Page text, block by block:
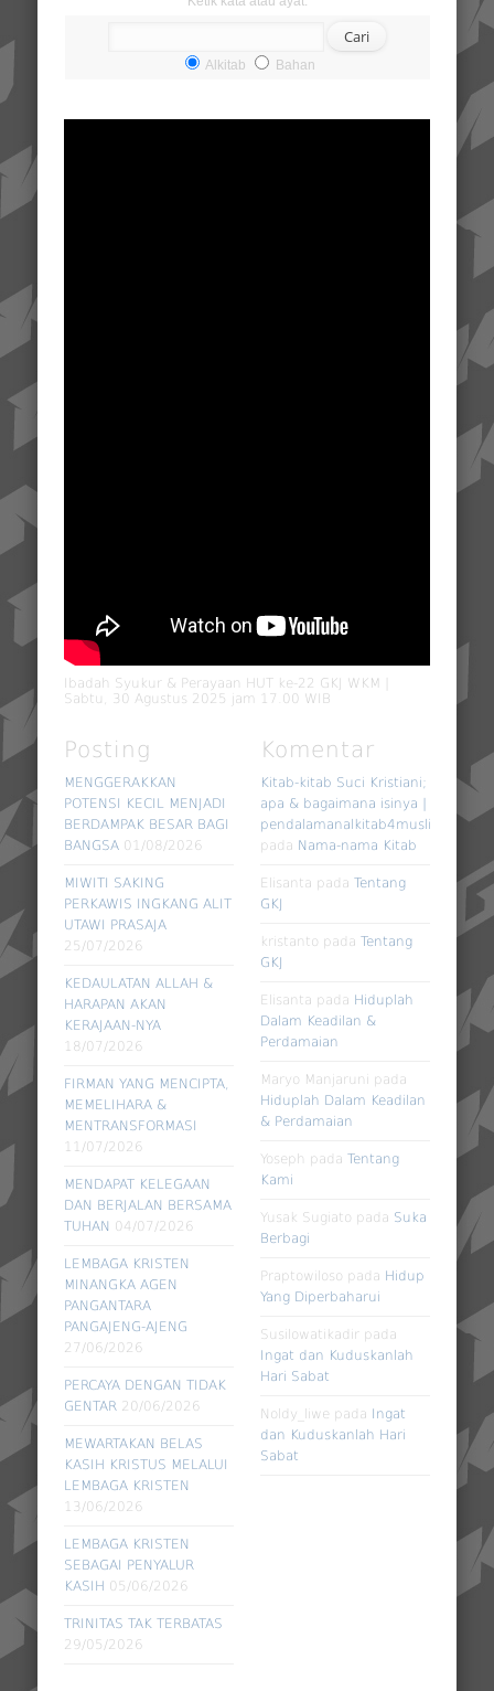
Alkitab Bahan
Ibadah Syukur & Perayaan HUT ke-22 GKJ WKM |
Sabtu, 30 Agustus 2025 jam 17.00 WIB
Posting
MENGGERAKKAN
POTENSI KECIL MENJADI
BERDAMPAK BESAR BAGI
BANGSA 01/08/2026
MIWITI SAKING
PERKAWIS INGKANG ALIT
UTAWI PRASAJA
25/07/2026
KEDAULATAN ALLAH &
HARAPAN AKAN
KERAJAAN-NYA
18/07/2026
FIRMAN YANG MENCIPTA,
MEMELIHARA &
MENTRANSFORMASI
11/07/2026
MENDAPAT KELEGAAN
DAN BERJALAN BERSAMA
TUHAN 04/07/2026
LEMBAGA KRISTEN
MINANGKA AGEN
PANGANTARA
PANGAJENG-AJENG
27/06/2026
PERCAYA DENGAN TIDAK
GENTAR 20/06/2026
MEWARTAKAN BELAS
KASIH KRISTUS MELALUI
LEMBAGA KRISTEN
13/06/2026
LEMBAGA KRISTEN
SEBAGAI PENYALUR
KASIH 05/06/2026
TRINITAS TAK TERBATAS
29/05/2026
Komentar
Kitab-kitab Suci Kristiani;
apa & bagaimana isinya |
pendalamanalkitab4muslim
pada Nama-nama Kitab
Elisanta padaTentang
GKJ
kristanto padaTentang
GKJ
Elisanta pada Hiduplah
Dalam Keadilan &
Perdamaian
Maryo Manjaruni pada
Hiduplah Dalam Keadilan
& Perdamaian
Yoseph padaTentang
Kami
Yusak Sugiato pada Suka
Berbagi
Praptowiloso pada Hidup
Yang Diperbaharui
Susilowatikadir pada
Ingat dan Kuduskanlah
Hari Sabat
Noldy_liwe pada Ingat
dan Kuduskanlah Hari
Sabat